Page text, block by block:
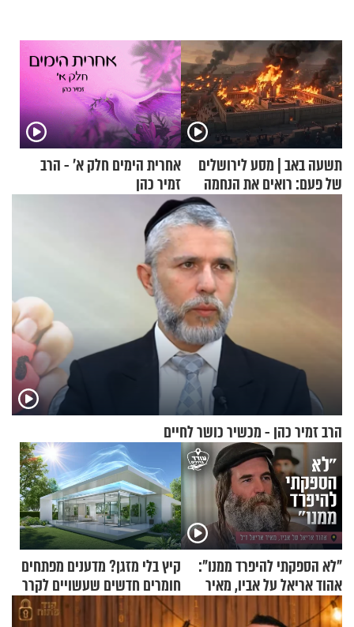
תשעה באב | מסע לירושלים
של פעם: רואים את הנחמה
אחרית הימים חלק א’ - הרב
זמיר כהן
הרב זמיר כהן - מכשיר כושר לחיים
"לא הספקתי להיפרד ממנו":
אהוד אריאל על אביו, מאיר
אריאל ז"ל
קיץ בלי מזגן? מדענים מפתחים
חומרים חדשים שעשויים לקרר
בתים